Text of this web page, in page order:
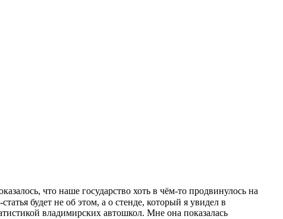
что наше государство хоть в чём-то продвинулось на
будет не об этом, а о стенде, который я увидел в
владимирских автошкол. Мне она показалась